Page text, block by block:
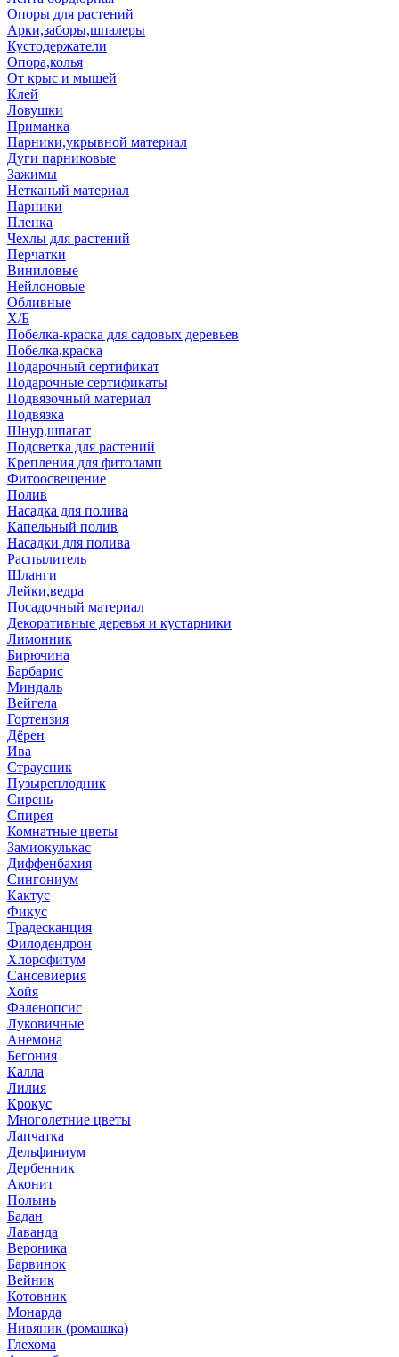
Опоры для растений
Арки,заборы,шпалеры
Кустодержатели
Опора,колья
От крыс и мышей
Клей
Ловушки
Приманка
Парники,укрывной материал
Дуги парниковые
Зажимы
Нетканый материал
Парники
Пленка
Чехлы для растений
Перчатки
Виниловые
Нейлоновые
Обливные
Х/Б
Побелка-краска для садовых деревьев
Побелка,краска
Подарочный сертификат
Подарочные сертификаты
Подвязочный материал
Подвязка
Шнур,шпагат
Подсветка для растений
Крепления для фитоламп
Фитоосвещение
Полив
Насадка для полива
Капельный полив
Насадки для полива
Распылитель
Шланги
Лейки,ведра
Посадочный материал
Декоративные деревья и кустарники
Лимонник
Бирючина
Барбарис
Миндаль
Вейгела
Гортензия
Дёрен
Ива
Страусник
Пузыреплодник
Сирень
Спирея
Комнатные цветы
Замиокулькас
Диффенбахия
Сингониум
Кактус
Фикус
Традесканция
Филодендрон
Хлорофитум
Сансевиерия
Хойя
Фаленопсис
Луковичные
Анемона
Бегония
Калла
Лилия
Крокус
Многолетние цветы
Лапчатка
Дельфиниум
Дербенник
Аконит
Полынь
Бадан
Лаванда
Вероника
Барвинок
Вейник
Котовник
Монарда
Нивяник (ромашка)
Глехома